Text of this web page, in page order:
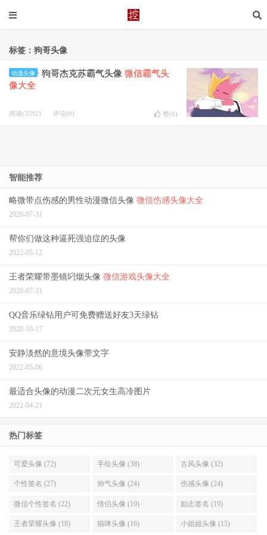
标签：狗哥头像
动漫头像 狗哥杰克苏霸气头像 微信霸气头
像大全
阅读(3592) 评论(0) 赞(0)
智能推荐
略微带点伤感的男性动漫微信头像 微信伤感头像大全
2020-07-31
帮你们做这种逼死强迫症的头像
2022-05-12
王者荣耀带墨镜叼烟头像 微信游戏头像大全
2020-07-31
QQ音乐绿钻用户可免费赠送好友3天绿钻
2020-10-17
安静淡然的意境头像带文字
2022-05-06
最适合头像的动漫二次元女生高冷图片
2022-04-21
热门标签
可爱头像 (72) 手绘头像 (38) 古风头像 (32)
个性签名 (27) 帅气头像 (24) 伤感头像 (24)
微信个性签名 (22) 情侣头像 (19) 励志签名 (19)
王者荣耀头像 (18) 猫咪头像 (16) 小姐姐头像 (15)